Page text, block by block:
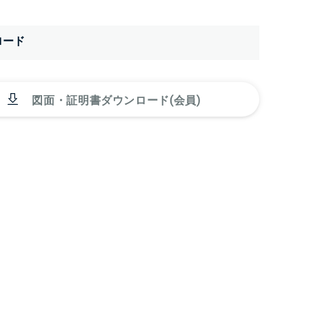
ド
図面・証明書ダウンロード(会員)